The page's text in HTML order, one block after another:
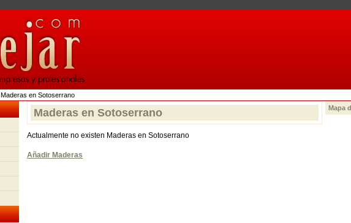
Maderas en Sotoserrano
Maderas en Sotoserrano
Actualmente no existen Maderas en Sotoserrano
Añadir Maderas
Mapa